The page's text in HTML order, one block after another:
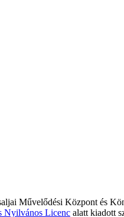
Művelődési Központ és
Nyilvános Licenc alatt kiadott